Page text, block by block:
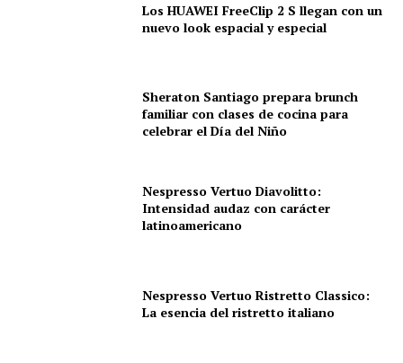
Los HUAWEI FreeClip 2 S llegan con un
nuevo look espacial y especial
Sheraton Santiago prepara brunch
familiar con clases de cocina para
celebrar el Día del Niño
Nespresso Vertuo Diavolitto:
Intensidad audaz con carácter
latinoamericano
Nespresso Vertuo Ristretto Classico:
La esencia del ristretto italiano